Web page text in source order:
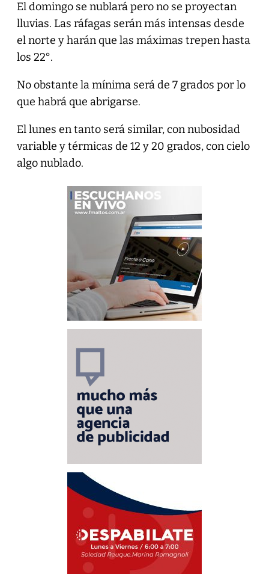
El domingo se nublará pero no se proyectan
lluvias. Las ráfagas serán más intensas desde
el norte y harán que las máximas trepen hasta
los 22°.
No obstante la mínima será de 7 grados por lo
que habrá que abrigarse.
El lunes en tanto será similar, con nubosidad
variable y térmicas de 12 y 20 grados, con cielo
algo nublado.